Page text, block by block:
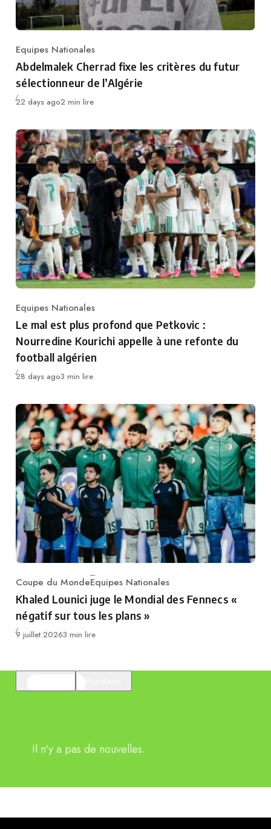
Category
Equipes Nationales
Abdelmalek Cherrad fixe les critères du futur
sélectionneur de l’Algérie
Publié
22 days ago2 min lire
Category
Equipes Nationales
Le mal est plus profond que Petkovic :
Nourredine Kourichi appelle à une refonte du
football algérien
Publié
28 days ago3 min lire
Category
Coupe du MondeEquipes Nationales
Khaled Lounici juge le Mondial des Fennecs «
négatif sur tous les plans »
Publié
9 juillet 20263 min lire
Il n'y a pas de nouvelles.